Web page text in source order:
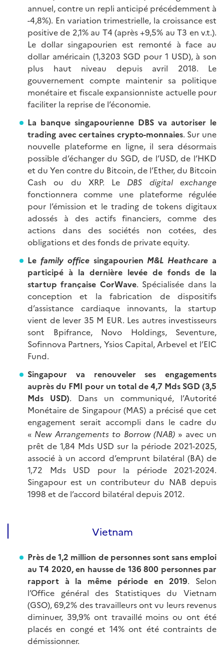
annuel, contre un repli anticipé précédemment à
-4,8%). En variation trimestrielle, la croissance est
positive de 2,1% au T4 (après +9,5% au T3 en v.t.).
Le dollar singapourien est remonté à face au
dollar américain (1,3203 SGD pour 1 USD), à son
plus haut niveau depuis avril 2018. Le
gouvernement compte maintenir sa politique
monétaire et fiscale expansionniste actuelle pour
faciliter la reprise de l’économie.
La banque singapourienne DBS va autoriser le
trading avec certaines crypto-monnaies. Sur une
nouvelle plateforme en ligne, il sera désormais
possible d’échanger du SGD, de l’USD, de l’HKD
et du Yen contre du Bitcoin, de l’Ether, du Bitcoin
Cash ou du XRP. Le DBS digital exchange
fonctionnera comme une plateforme régulée
pour l’émission et le trading de tokens digitaux
adossés à des actifs financiers, comme des
actions dans des sociétés non cotées, des
obligations et des fonds de private equity.
Le family officesingapourien M&L Heathcare a
participé à la dernière levée de fonds de la
startup française CorWave. Spécialisée dans la
conception et la fabrication de dispositifs
d’assistance cardiaque innovants, la startup
vient de lever 35 M EUR. Les autres investisseurs
sont Bpifrance, Novo Holdings, Seventure,
Sofinnova Partners, Ysios Capital, Arbevel et l’EIC
Fund.
Singapour va renouveler ses engagements
auprès du FMI pour un total de 4,7 Mds SGD (3,5
Mds USD). Dans un communiqué, l’Autorité
Monétaire de Singapour (MAS) a précisé que cet
engagement serait accompli dans le cadre du
« New Arrangements to Borrow (NAB)» avec un
prêt de 1,84 Mds USD sur la période 2021-2025,
associé à un accord d’emprunt bilatéral (BA) de
1,72 Mds USD pour la période 2021-2024.
Singapour est un contributeur du NAB depuis
1998 et de l’accord bilatéral depuis 2012.
Vietnam
Près de 1,2 million de personnes sont sans emploi
au T4 2020, en hausse de 136 800 personnes par
rapport à la même période en 2019. Selon
l’Office général des Statistiques du Vietnam
(GSO), 69,2% des travailleurs ont vu leurs revenus
diminuer, 39,9% ont travaillé moins ou ont été
placés en congé et 14% ont été contraints de
démissionner.